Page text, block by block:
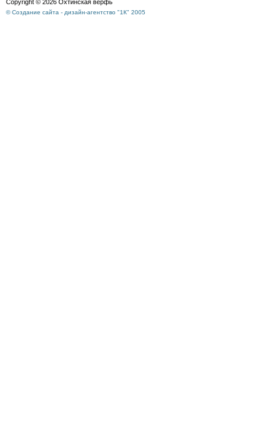
Copyright © 2026 Охтинская верфь
© Создание сайта - дизайн-агентство "1К" 2005